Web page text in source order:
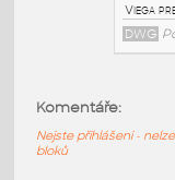
Komentáře:
Nejste přihlášeni -
bloků